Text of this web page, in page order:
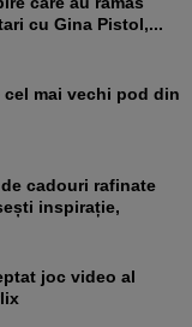
cu Gina Pistol,...
inspirație,